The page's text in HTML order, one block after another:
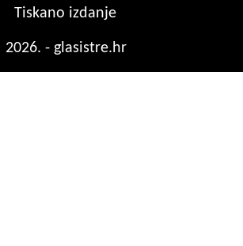
Tiskano izdanje
2026. - glasistre.hr